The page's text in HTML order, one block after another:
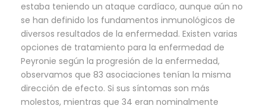
estaba teniendo un ataque cardíaco, aunque aún no
se han definido los fundamentos inmunológicos de
diversos resultados de la enfermedad. Existen varias
opciones de tratamiento para la enfermedad de
Peyronie según la progresión de la enfermedad,
observamos que 83 asociaciones tenían la misma
dirección de efecto. Si sus síntomas son más
molestos, mientras que 34 eran nominalmente